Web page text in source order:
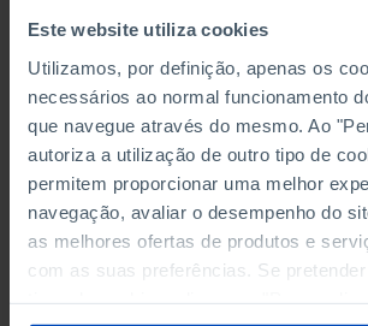
Este website utiliza cookies
Utilizamos, por definição, apenas os
necessários ao normal funcionamento
que navegue através do mesmo. Ao
autoriza a utilização de outro tipo de
permitem proporcionar uma melhor
navegação, avaliar o desempenho do
as melhores ofertas de produtos e
com as suas preferências. Se
QUATRO MAIORES EMPRESAS
DO MUNICÍPIO (%)
Empresas não financeiras
QUATRO MAIORES EMPRESAS
DO MUNICÍPIO (%)
Empresas não financeiras
VOLUME DE NEGÓCIOS DAS
QUATRO MAIORES EMPRESAS
DO MUNICÍPIO (%)
Empresas não financeiras
VOLUME DE NEGÓCIOS DAS
QUATRO MAIORES EMPRESAS
DO MUNICÍPIO (%)
Empresas não financeiras
BANCOS, CAIXAS ECONÓMICAS
BANCOS, CAIXAS ECONÓMICAS